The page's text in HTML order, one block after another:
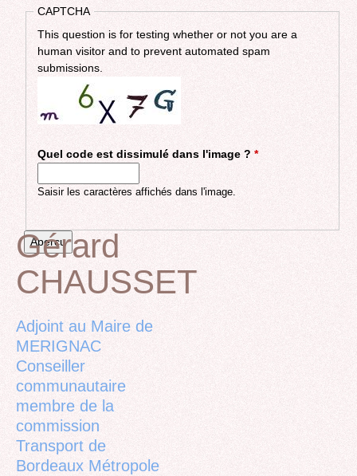
CAPTCHA
This question is for testing whether or not you are a
human visitor and to prevent automated spam
submissions.
Quel code est dissimulé dans l'image ? *
Saisir les caractères affichés dans l'image.
Back
to
Gérard
CHAUSSET
Adjoint au Maire de
MERIGNAC
Conseiller
communautaire
membre de la
commission
Transport de
Bordeaux Métropole